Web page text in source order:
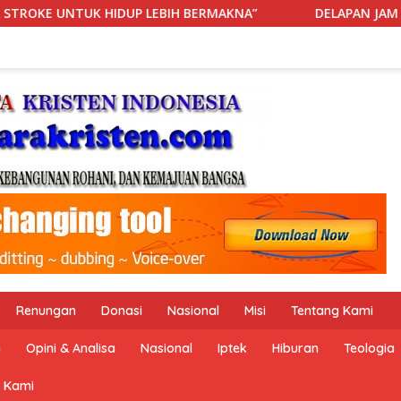
DELAPAN JAM DI IGD: KETIKA RANJANG, ANGGARAN,
Renungan Donasi Nasional Misi Tentang Kami
Opini & Analisa Nasional Iptek Hiburan Teologia
Kami